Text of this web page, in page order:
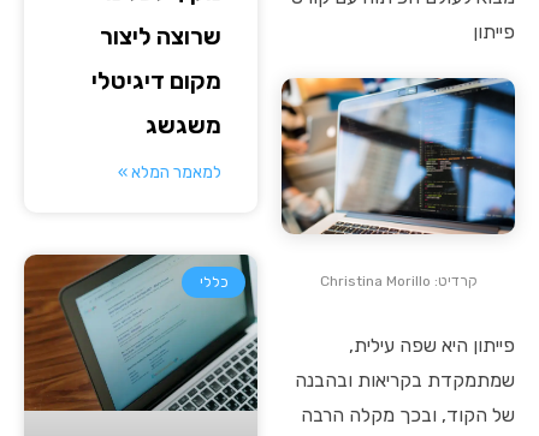
פייתון
קרדיט: Christina Morillo
פייתון היא שפה עילית,
שמתמקדת בקריאות ובהבנה
של הקוד, ובכך מקלה הרבה
שרוצה ליצור
מקום דיגיטלי
משגשג
למאמר המלא »
כללי